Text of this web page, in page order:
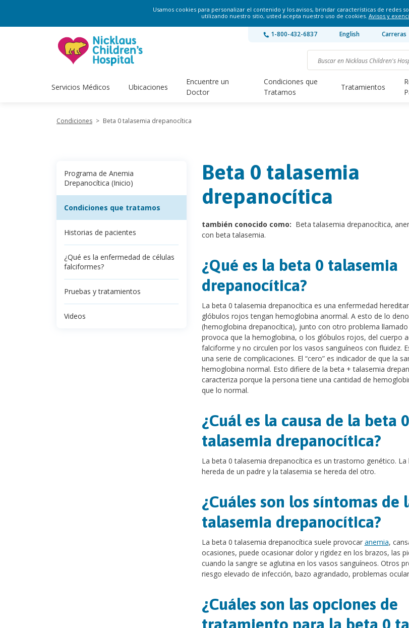
Usamos cookies para personalizar el contenido y los avisos, brindar características de redes
utilizando nuestro sitio, usted acepta nuestro uso de cookies. Avisos y
1-800-432-6837 English Carreras
Servicios Médicos Ubicaciones
Encuentre un
Doctor
Condiciones que
Tratamos
Tratamientos
Condiciones > Beta 0 talasemia drepanocítica
Programa de Anemia
Drepanocítica (Inicio)
Condiciones que tratamos
Historias de pacientes
¿Qué es la enfermedad de células
falciformes?
Pruebas y tratamientos
Videos
Beta 0 talasemia
drepanocítica
también conocido como: Beta talasemia drepanocítica,
con beta talasemia.
¿Qué es la beta 0 talasemia
drepanocítica?
La beta 0 talasemia drepanocítica es una enfermedad
glóbulos rojos tengan hemoglobina anormal. A esto de lo
(hemoglobina drepanocítica), junto con otro problema
provoca que la hemoglobina, o los glóbulos rojos, del cuerpo
falciforme y no circulen por los vasos sanguíneos con fluidez.
una serie de complicaciones. El “cero” es indicador de que la
hemoglobina normal. Esto difiere de la beta + talasemia
caracteriza porque la persona tiene una cantidad de
que lo normal.
¿Cuál es la causa de la beta 0
talasemia drepanocítica?
La beta 0 talasemia drepanocítica es un trastorno genético. La
hereda de un padre y la talasemia se hereda del otro.
¿Cuáles son los síntomas de
talasemia drepanocítica?
La beta 0 talasemia drepanocítica suele provocar anemia,
ocasiones, puede ocasionar dolor y rigidez en los brazos, las
cuando la sangre se aglutina en los vasos sanguíneos. Otros
riesgo elevado de infección, bazo agrandado, problemas
¿Cuáles son las opciones de
tratamiento para la beta 0